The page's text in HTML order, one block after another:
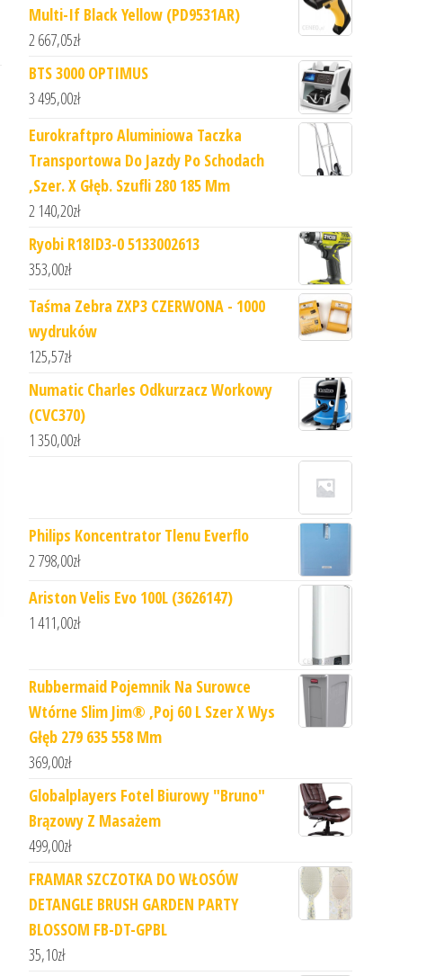
Multi-If Black Yellow (PD9531AR)
2 667,05zł
BTS 3000 OPTIMUS
3 495,00zł
Eurokraftpro Aluminiowa Taczka
Transportowa Do Jazdy Po Schodach
,Szer. X Głęb. Szufli 280 185 Mm
2 140,20zł
Ryobi R18ID3-0 5133002613
353,00zł
Taśma Zebra ZXP3 CZERWONA - 1000
wydruków
125,57zł
Numatic Charles Odkurzacz Workowy
(CVC370)
1 350,00zł
Philips Koncentrator Tlenu Everflo
2 798,00zł
Ariston Velis Evo 100L (3626147)
1 411,00zł
Rubbermaid Pojemnik Na Surowce
Wtórne Slim Jim® ,Poj 60 L Szer X Wys
Głęb 279 635 558 Mm
369,00zł
Globalplayers Fotel Biurowy "Bruno"
Brązowy Z Masażem
499,00zł
FRAMAR SZCZOTKA DO WŁOSÓW
DETANGLE BRUSH GARDEN PARTY
BLOSSOM FB-DT-GPBL
35,10zł